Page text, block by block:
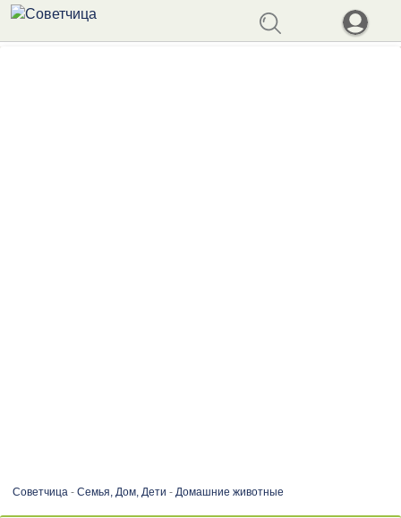
Советчица- Семья, Дом, Дети - Домашние животные